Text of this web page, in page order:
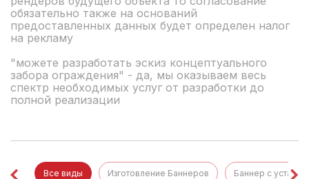
обязательно также на оснований
предоставленных данных будет определен налог
на рекламу
"можете разработать эскиз концептуального
забора ограждения" - да, мы оказываем весь
спектр необходимых услуг от разработки до
полной реализации
Все виды Изготовление Баннеров Баннер с